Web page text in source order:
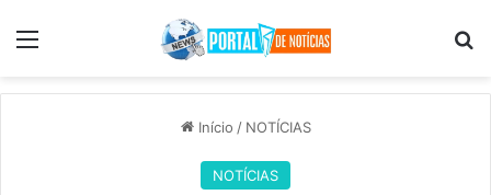
Menu
Início / NOTÍCIAS
NOTÍCIAS